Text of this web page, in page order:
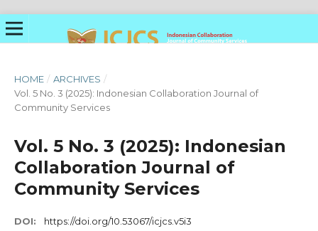
HOME / ARCHIVES /
Vol. 5 No. 3 (2025): Indonesian Collaboration Journal of
Community Services
Vol. 5 No. 3 (2025): Indonesian
Collaboration Journal of
Community Services
DOI: https://doi.org/10.53067/icjcs.v5i3